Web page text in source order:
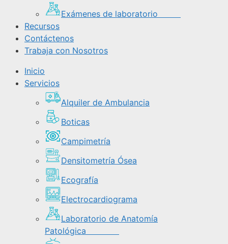
Exámenes de laboratorio
Recursos
Contáctenos
Trabaja con Nosotros
Inicio
Servicios
Alquiler de Ambulancia
Boticas
Campimetría
Densitometría Ósea
Ecografía
Electrocardiograma
Laboratorio de Anatomía
Patológica